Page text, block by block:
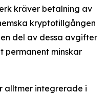
kräver betalning av
kryptotillgången
del av dessa avgifter
permanent minskar
alltmer integrerade i